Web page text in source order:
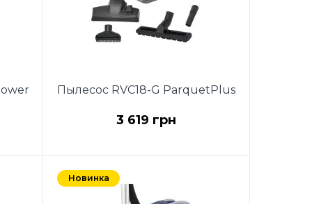
Пылесос RVC18-G ParquetPlus
3 619 грн
Мощность 700 Вт ECO
MOTOR, Класс
Новинка